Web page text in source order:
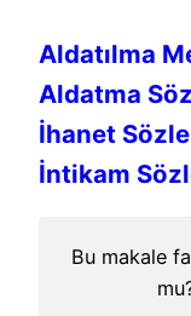
Aldatılma
Aldatma
İhanet
İntikam
Bu makale